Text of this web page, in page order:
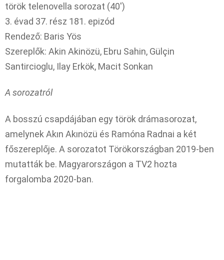
török telenovella sorozat (40′)
3. évad 37. rész 181. epizód
Rendező: Baris Yös
Szereplők: Akin Akinözü, Ebru Sahin, Gülçin
Santircioglu, Ilay Erkök, Macit Sonkan
A sorozatról
A bosszú csapdájában egy török drámasorozat,
amelynek Akın Akınözü és Ramóna Radnai a két
főszereplője. A sorozatot Törökországban 2019-ben
mutatták be. Magyarországon a TV2 hozta
forgalomba 2020-ban.